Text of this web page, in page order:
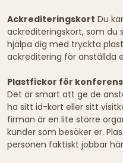
Ackrediteringskort Du
ackrediteringskort, som du
hjälpa dig med tryckta
ackreditering för anställda
Plastfickor för
Det är smart att ge de
ha sitt id-kort eller sitt
firman är en lite större
kunder som besöker er.
personen faktiskt jobbar